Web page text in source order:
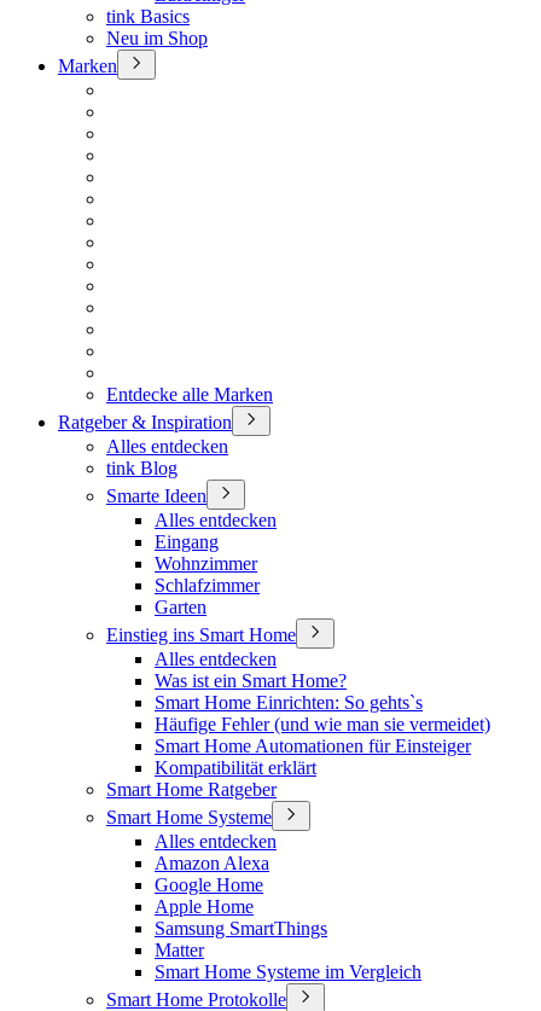
tink Basics
Neu im Shop
Marken
Entdecke alle Marken
Ratgeber & Inspiration
Alles entdecken
tink Blog
Smarte Ideen
Alles entdecken
Eingang
Wohnzimmer
Schlafzimmer
Garten
Einstieg ins Smart Home
Alles entdecken
Was ist ein Smart Home?
Smart Home Einrichten: So gehts`s
Häufige Fehler (und wie man sie vermeidet)
Smart Home Automationen für Einsteiger
Kompatibilität erklärt
Smart Home Ratgeber
Smart Home Systeme
Alles entdecken
Amazon Alexa
Google Home
Apple Home
Samsung SmartThings
Matter
Smart Home Systeme im Vergleich
Smart Home Protokolle